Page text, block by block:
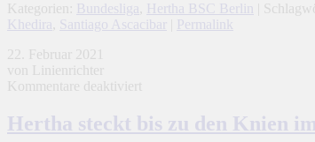
Mönchengladbach
Kategorien:
Bundesliga Hertha BSC Berlin |
Khedira
Santiago Ascacibar
Permalink
22. Februar 2021
von Linienrichter
Kommentare deaktiviert
steckt
bis
Hertha steckt bis zu den Knien